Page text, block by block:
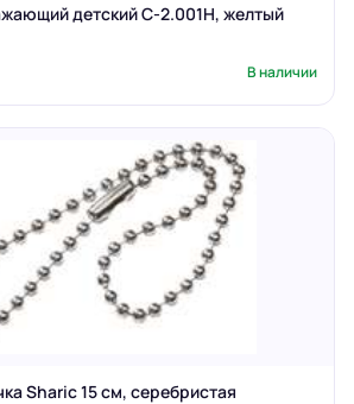
детский С-2.001Н, желтый
В наличии
Sharic 15 см, серебристая